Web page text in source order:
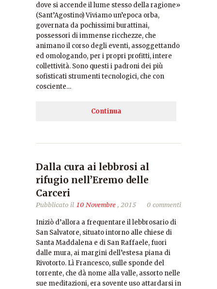
dove si accende il lume stesso della ragione»
(Sant’Agostino) Viviamo un’epoca orba,
governata da pochissimi burattinai,
possessori di immense ricchezze, che
animano il corso degli eventi, assoggettando
ed omologando, per i propri profitti, intere
collettività. Sono questi i padroni dei più
sofisticati strumenti tecnologici, che con
cosciente…
Continua
Dalla cura ai lebbrosi al
rifugio nell’Eremo delle
Carceri
Pubblicato il 10 Novembre, 2015 0 commenti
Iniziò d’allora a frequentare il lebbrosario di
San Salvatore, situato intorno alle chiese di
Santa Maddalena e di San Raffaele, fuori
dalle mura, ai margini dell’estesa piana di
Rivotorto. Lì Francesco, sulle sponde del
torrente, che dà nome alla valle, assorto nelle
sue meditazioni, era sovente uso attardarsi in